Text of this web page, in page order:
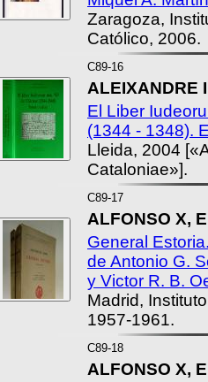
Zaragoza,
Católico, 2006.
C89-16
ALEIXANDRE
El Liber
(1344 - 1348).
Lleida, 2004
Cataloniae»].
C89-17
ALFONSO X,
General
de Antonio G.
y Victor R. B.
Madrid,
1957-1961.
C89-18
ALFONSO X,